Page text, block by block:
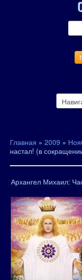
Главная » 2009 »
настал! (в
Архангел Михаил: